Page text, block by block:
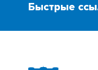
Быстрые
Научная
Эндаумент-фонд